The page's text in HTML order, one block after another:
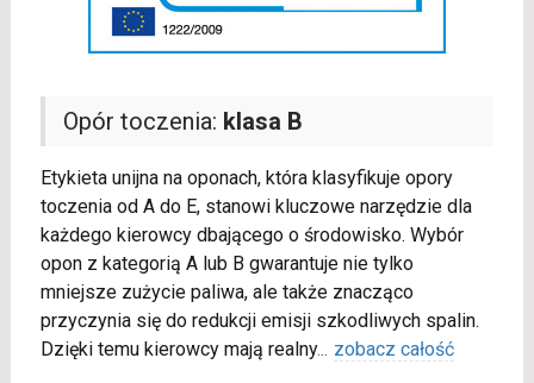
Opór toczenia: klasa B
Etykieta unijna na oponach, która klasyfikuje opory
toczenia od A do E, stanowi kluczowe narzędzie dla
każdego kierowcy dbającego o środowisko. Wybór
opon z kategorią A lub B gwarantuje nie tylko
mniejsze zużycie paliwa, ale także znacząco
przyczynia się do redukcji emisji szkodliwych spalin.
Dzięki temu kierowcy mają realny... zobacz całość